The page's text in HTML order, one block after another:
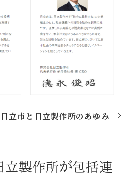
日立市と日立製作所のあゆみ
立製作所が包括連